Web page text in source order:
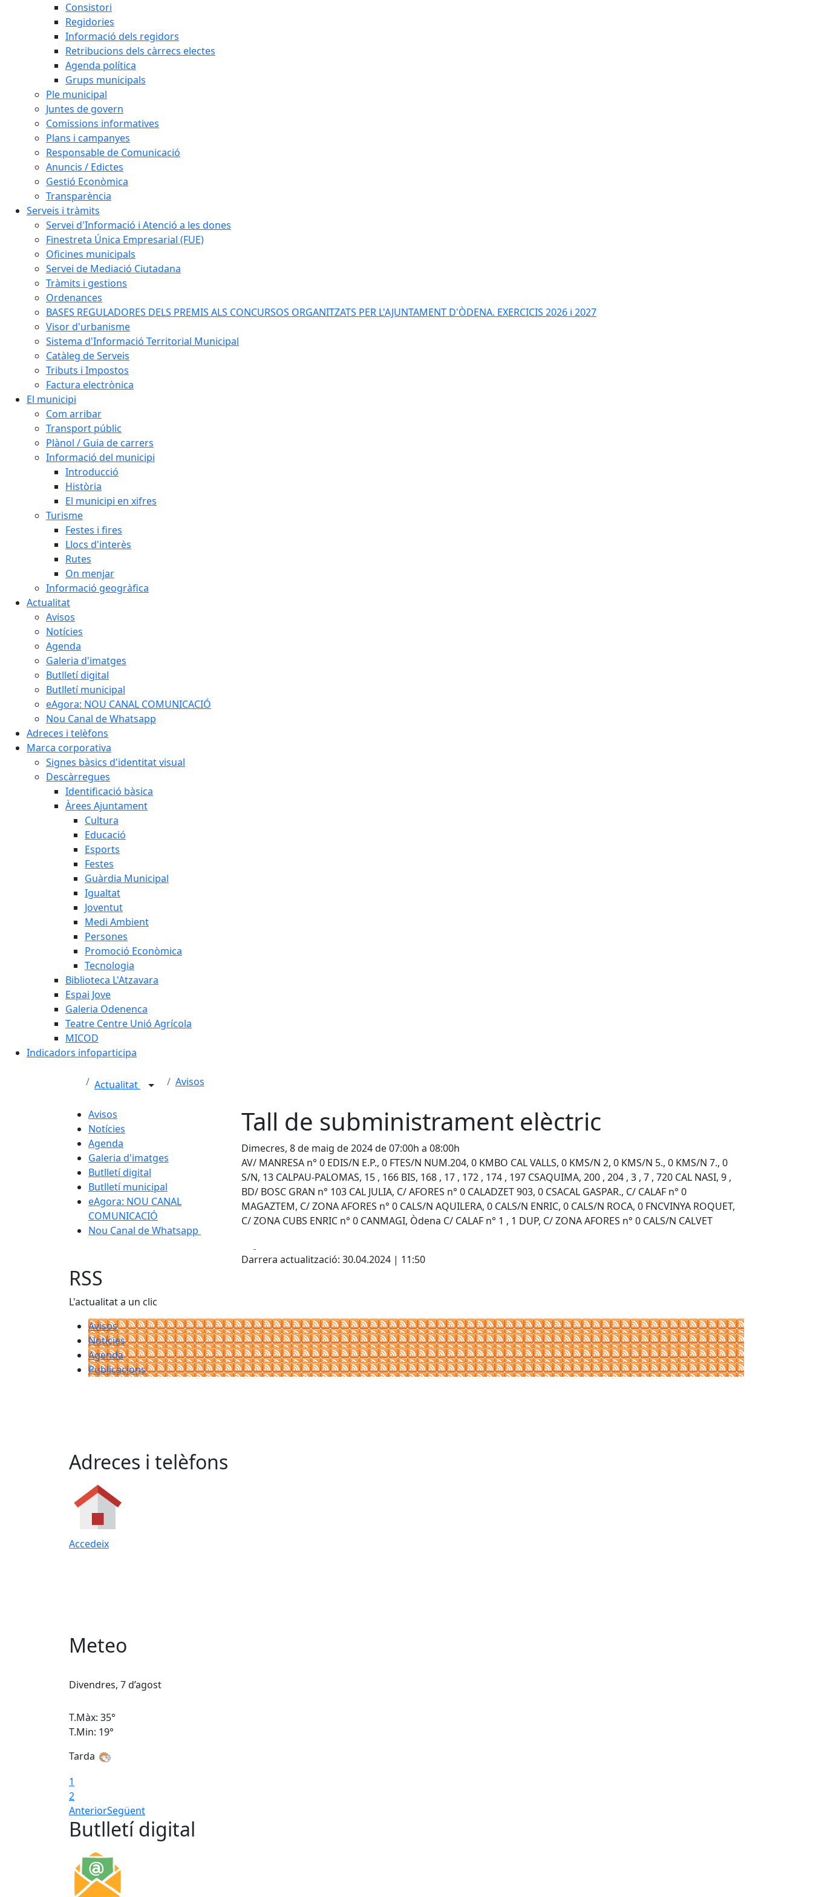
Consistori
Regidories
Informació dels regidors
Retribucions dels càrrecs electes
Agenda política
Grups municipals
Ple municipal
Juntes de govern
Comissions informatives
Plans i campanyes
Responsable de Comunicació
Anuncis / Edictes
Gestió Econòmica
Transparència
Serveis i tràmits
Servei d'Informació i Atenció a les dones
Finestreta Única Empresarial (FUE)
Oficines municipals
Servei de Mediació Ciutadana
Tràmits i gestions
Ordenances
BASES REGULADORES DELS PREMIS ALS CONCURSOS ORGANITZATS PER L'AJUNTAMENT D'ÒDENA. EXERCICIS 2026 i 2027
Visor d'urbanisme
Sistema d'Informació Territorial Municipal
Catàleg de Serveis
Tributs i Impostos
Factura electrònica
El municipi
Com arribar
Transport públic
Plànol / Guia de carrers
Informació del municipi
Introducció
Història
El municipi en xifres
Turisme
Festes i fires
Llocs d'interès
Rutes
On menjar
Informació geogràfica
Actualitat
Avisos
Notícies
Agenda
Galeria d'imatges
Butlletí digital
Butlletí municipal
eAgora: NOU CANAL COMUNICACIÓ
Nou Canal de Whatsapp
Adreces i telèfons
Marca corporativa
Signes bàsics d'identitat visual
Descàrregues
Identificació bàsica
Àrees Ajuntament
Cultura
Educació
Esports
Festes
Guàrdia Municipal
Igualtat
Joventut
Medi Ambient
Persones
Promoció Econòmica
Tecnologia
Biblioteca L'Atzavara
Espai Jove
Galeria Odenenca
Teatre Centre Unió Agrícola
MICOD
Indicadors infoparticipa
Actualitat Avisos
Avisos
Notícies
Agenda
Galeria d'imatges
Butlletí digital
Butlletí municipal
eAgora: NOU CANAL
COMUNICACIÓ
Nou Canal de Whatsapp
Tall de subministrament elèctric
Dimecres, 8 de maig de 2024 de 07:00h a 08:00h
AV/ MANRESA n° 0 EDIS/N E.P., 0 FTES/N NUM.204, 0 KMBO CAL VALLS, 0 KMS/N 2, 0 KMS/N 5., 0 KMS/N 7., 0
S/N, 13 CALPAU-PALOMAS, 15 , 166 BIS, 168 , 17 , 172 , 174 , 197 CSAQUIMA, 200 , 204 , 3 , 7 , 720 CAL NASI, 9 ,
BD/ BOSC GRAN n° 103 CAL JULIA, C/ AFORES n° 0 CALADZET 903, 0 CSACAL GASPAR., C/ CALAF n° 0
MAGAZTEM, C/ ZONA AFORES n° 0 CALS/N AQUILERA, 0 CALS/N ENRIC, 0 CALS/N ROCA, 0 FNCVINYA ROQUET,
C/ ZONA CUBS ENRIC n° 0 CANMAGI, Òdena C/ CALAF n° 1 , 1 DUP, C/ ZONA AFORES n° 0 CALS/N CALVET
Darrera actualització: 30.04.2024 | 11:50
RSS
L'actualitat a un clic
Avisos
Notícies
Agenda
Publicacions
Adreces i telèfons
Accedeix
Meteo
Divendres, 7 d’agost
T.Màx: 35°
T.Min: 19°
Tarda
1
2
AnteriorSegüent
Butlletí digital